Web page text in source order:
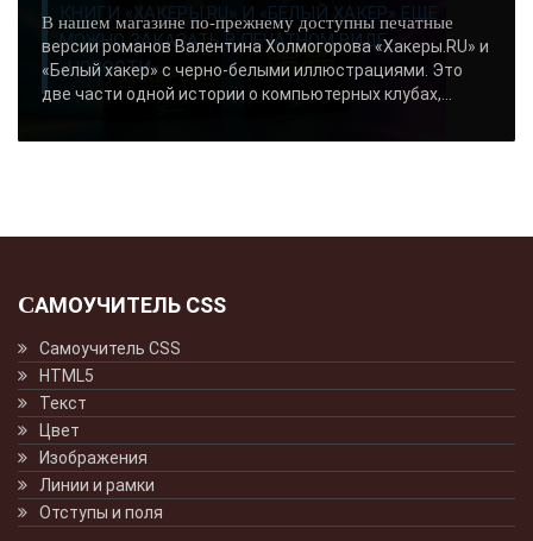
КНИГИ «ХАКЕРЫ.RU» И «БЕЛЫЙ ХАКЕР» ЕЩЕ
МОЖНО ЗАКАЗАТЬ В ПЕЧАТНОМ ВИДЕ -
«НОВОСТИ»..
В нашем магазине по-прежнему доступны печатные
версии романов Валентина Холмогорова «Хакеры.RU» и
«Белый хакер» с черно-белыми иллюстрациями. Это
две части одной истории о компьютерных клубах,...
САМОУЧИТЕЛЬ CSS
Самоучитель CSS
HTML5
Текст
Цвет
Изображения
Линии и рамки
Отступы и поля